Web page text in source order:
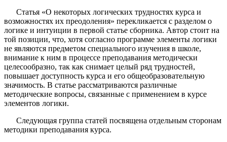
Статья «О некоторых логических трудностях курса и
возможностях их преодоления» перекликается с разделом о
логике и интуиции в первой статье сборника. Автор стоит на
той позиции, что, хотя согласно программе элементы логики
не являются предметом специального изучения в школе,
внимание к ним в процессе преподавания методически
целесообразно, так как снимает целый ряд трудностей,
повышает доступность курса и его общеобразовательную
значимость. В статье рассматриваются различные
методические вопросы, связанные с применением в курсе
элементов логики.
Следующая группа статей посвящена отдельным сторонам
методики преподавания курса.